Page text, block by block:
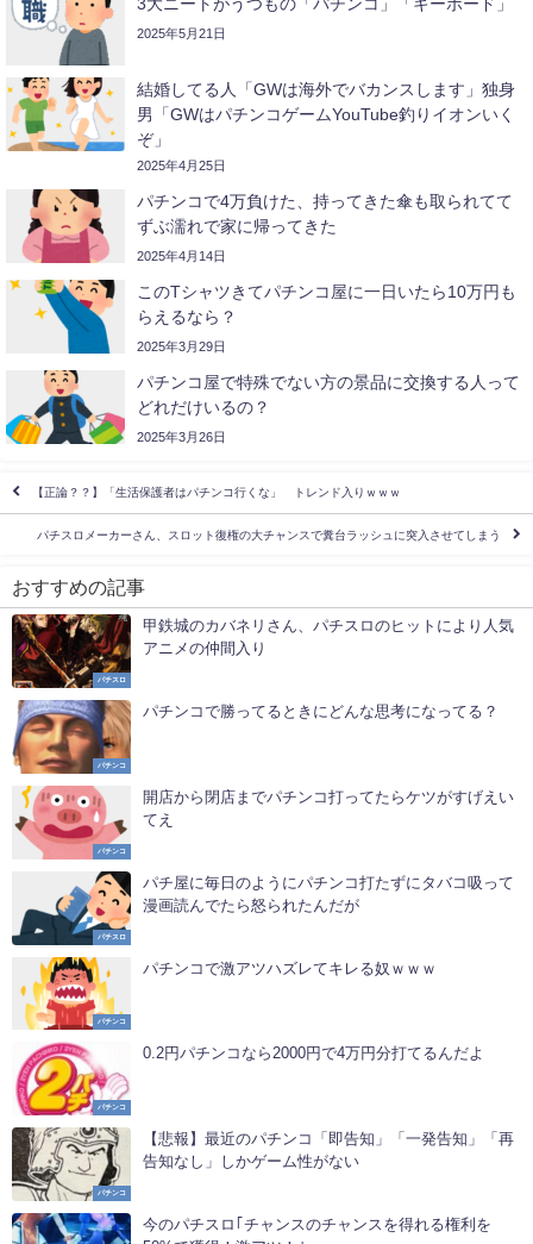
3大ニートがうつもの「パチンコ」「キーボード」
2025年5月21日
結婚してる人「GWは海外でバカンスします」独身
男「GWはパチンコゲームYouTube釣りイオンいく
ぞ」
2025年4月25日
パチンコで4万負けた、持ってきた傘も取られてて
ずぶ濡れで家に帰ってきた
2025年4月14日
このTシャツきてパチンコ屋に一日いたら10万円も
らえるなら？
2025年3月29日
パチンコ屋で特殊でない方の景品に交換する人って
どれだけいるの？
2025年3月26日
【正論？？】「生活保護者はパチンコ行くな」 トレンド入りｗｗｗ
パチスロメーカーさん、スロット復権の大チャンスで糞台ラッシュに突入させてしまう
おすすめの記事
パチスロ
甲鉄城のカバネリさん、パチスロのヒットにより人気
アニメの仲間入り
パチンコ
パチンコで勝ってるときにどんな思考になってる？
パチンコ
開店から閉店までパチンコ打ってたらケツがすげえい
てえ
パチスロ
パチ屋に毎日のようにパチンコ打たずにタバコ吸って
漫画読んでたら怒られたんだが
パチンコ
パチンコで激アツハズレてキレる奴ｗｗｗ
パチンコ
0.2円パチンコなら2000円で4万円分打てるんだよ
パチンコ
【悲報】最近のパチンコ「即告知」「一発告知」「再
告知なし」しかゲーム性がない
今のパチスロ｢チャンスのチャンスを得れる権利を